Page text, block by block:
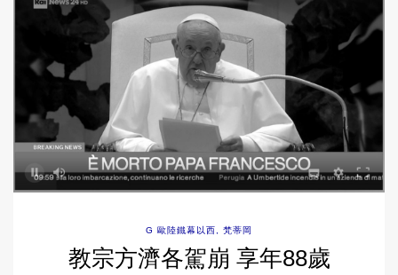
G 歐陸鐵幕以西 , 梵蒂岡
教宗方濟各駕崩 享年88歲